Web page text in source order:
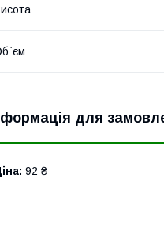
для
92 ₴